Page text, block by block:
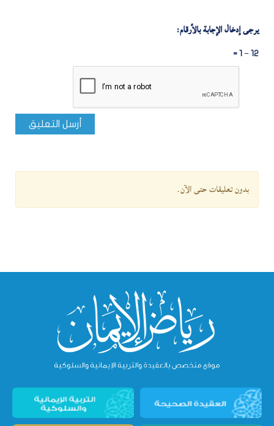
يرجى إدخال الإجابة بالأرقام:
12 − 1 =
أرسل التعليق
بدون تعليقات حتى الآن.